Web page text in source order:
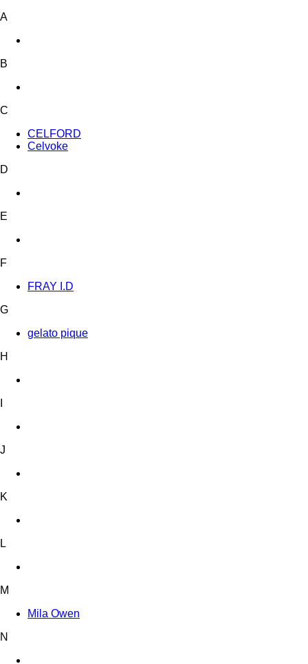
A
B
C
CELFORD
Celvoke
D
E
F
FRAY I.D
G
gelato pique
H
J
K
L
M
Mila Owen
N